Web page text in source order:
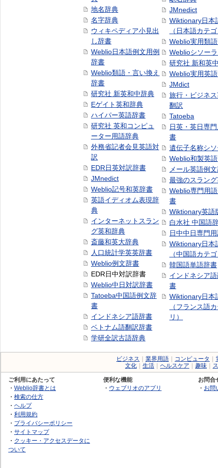
地名辞典
名字辞典
ウィキペディア小見出
し辞書
Weblio日本語例文用例
辞書
Weblio類語・言い換え
辞書
研究社 新英和中辞典
Eゲイト英和辞典
ハイパー英語辞書
研究社 英和コンピュ
ーター用語辞典
外務省記者会見英語対
訳
EDR日英対訳辞書
JMnedict
Weblio記号和英辞書
英語イディオム表現辞
典
インターネットスラン
グ英和辞典
斎藤和英大辞典
人口統計学英英辞書
Weblio例文辞書
EDR日中対訳辞書
Weblio中日対訳辞書
Tatoeba中国語例文辞
書
インドネシア語辞書
ベトナム語翻訳辞書
学研全訳古語辞典
JMnedict
Wiktionary日本
（日本語カテ
Weblio実用類
Weblioシソー
研究社 新和英
Weblio実用英
JMdict
旅行・ビジネ
翻訳
Tatoeba
日英・英日専
書
遺伝子名称シ
Weblio和製英
メール英語例
最強のスラン
Weblio専門用
書
Wiktionary英語
白水社 中国語
日中中日専門
Wiktionary日本
（中国語カテ
韓国語単語辞書
インドネシア
書
Wiktionary日本
（フランス語
リ）
ビジネス 業界用語 コンピュータ
文化
生活 ヘルスケア 趣味
ご利用にあたって
・ Weblio辞書とは
・ 検索の仕方
・ ヘルプ
・ 利用規約
・ プライバシーポリシー
・ サイトマップ
・ クッキー・アクセスデータに
ついて
便利な機能
・ ウェブリオのアプリ
お問合
・ お問